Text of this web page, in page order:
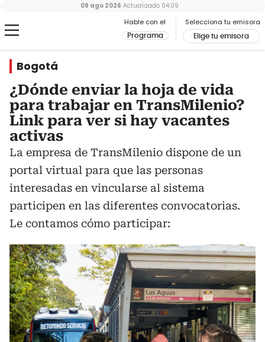
Hable con el
Programa
Selecciona tu emisora
Elige tu emisora
09 ago 2026 Actualizado 04:09
Bogotá
¿Dónde enviar la hoja de vida
para trabajar en TransMilenio?
Link para ver si hay vacantes
activas
La empresa de TransMilenio dispone de un
portal virtual para que las personas
interesadas en vincularse al sistema
participen en las diferentes convocatorias.
Le contamos cómo participar: